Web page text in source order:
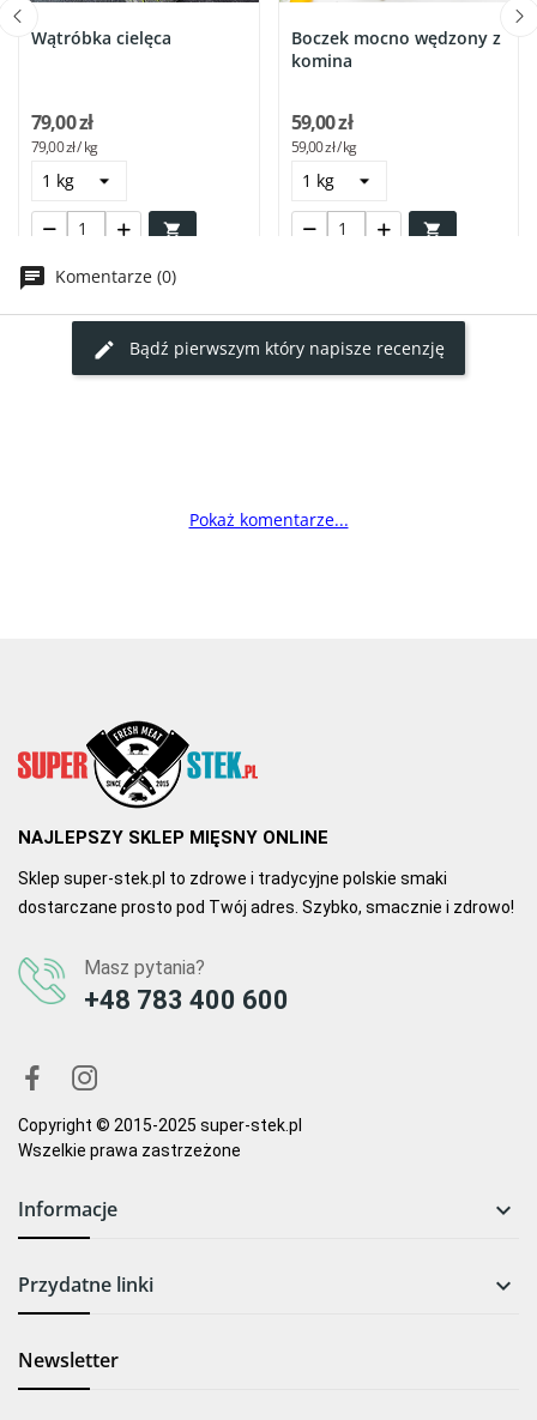
Wątróbka cielęca

79,00 zł
79,00 zł / kg
Boczek mocno wędzony z
komina

59,00 zł
59,00 zł / kg
Komentarze (0)
Bądź pierwszym który napisze recenzję
Pokaż komentarze...
NAJLEPSZY SKLEP MIĘSNY ONLINE
Sklep super-stek.pl to zdrowe i tradycyjne polskie smaki
dostarczane prosto pod Twój adres. Szybko, smacznie i zdrowo!
Masz pytania?
+48 783 400 600
Copyright © 2015-2025 super-stek.pl
Wszelkie prawa zastrzeżone
Informacje 
Przydatne linki 
Newsletter